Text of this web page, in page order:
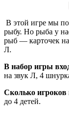
В этой игре мы
рыбу. Но рыба у
рыб — карточек
Л.
В набор игры
на звук Л, 4
Сколько игроков
до 4 детей.